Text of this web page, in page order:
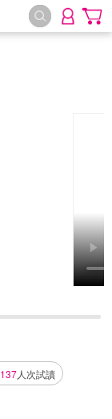
137人次試讀